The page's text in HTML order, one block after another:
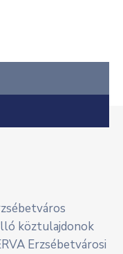
köztulajdonok
Erzsébetvárosi